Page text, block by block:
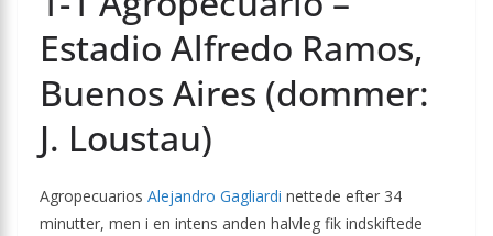
Estadio Alfredo Ramos,
Buenos Aires (dommer:
J. Loustau)
Agropecuarios Alejandro Gagliardi nettede efter 34
minutter, men i en intens anden halvleg fik indskiftede